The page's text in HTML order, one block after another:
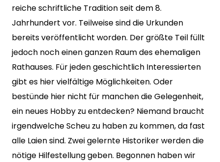
reiche schriftliche Tradition seit dem 8.
Jahrhundert vor. Teilweise sind die Urkunden
bereits veröffentlicht worden. Der größte Teil füllt
jedoch noch einen ganzen Raum des ehemaligen
Rathauses. Für jeden geschichtlich Interessierten
gibt es hier vielfältige Möglichkeiten. Oder
bestünde hier nicht für manchen die Gelegenheit,
ein neues Hobby zu entdecken? Niemand braucht
irgendwelche Scheu zu haben zu kommen, da fast
alle Laien sind. Zwei gelernte Historiker werden die
nötige Hilfestellung geben. Begonnen haben wir